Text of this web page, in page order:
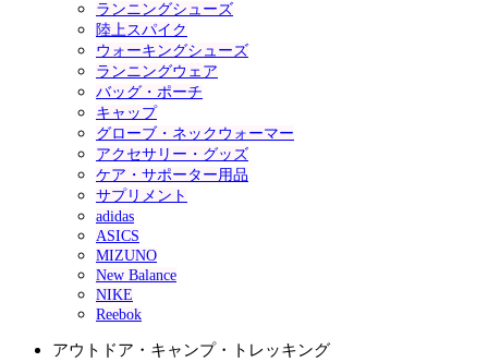
ランニングシューズ
陸上スパイク
ウォーキングシューズ
ランニングウェア
バッグ・ポーチ
キャップ
グローブ・ネックウォーマー
アクセサリー・グッズ
ケア・サポーター用品
サプリメント
adidas
ASICS
MIZUNO
New Balance
NIKE
Reebok
アウトドア・キャンプ・トレッキング